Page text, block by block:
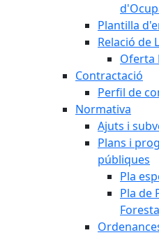
Plantilla
Relació de
Oferta
Contractació
Perfil de
Normativa
Ajuts i
Plans i
públiques
Pla
Pla de